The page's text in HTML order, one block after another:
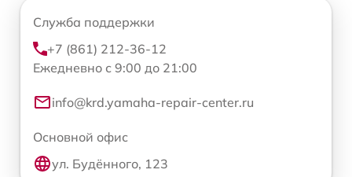
Служба поддержки
+7 (861) 212-36-12
Ежедневно с 9:00 до 21:00
info@krd.yamaha-repair-center.ru
Основной офис
ул. Будённого, 123